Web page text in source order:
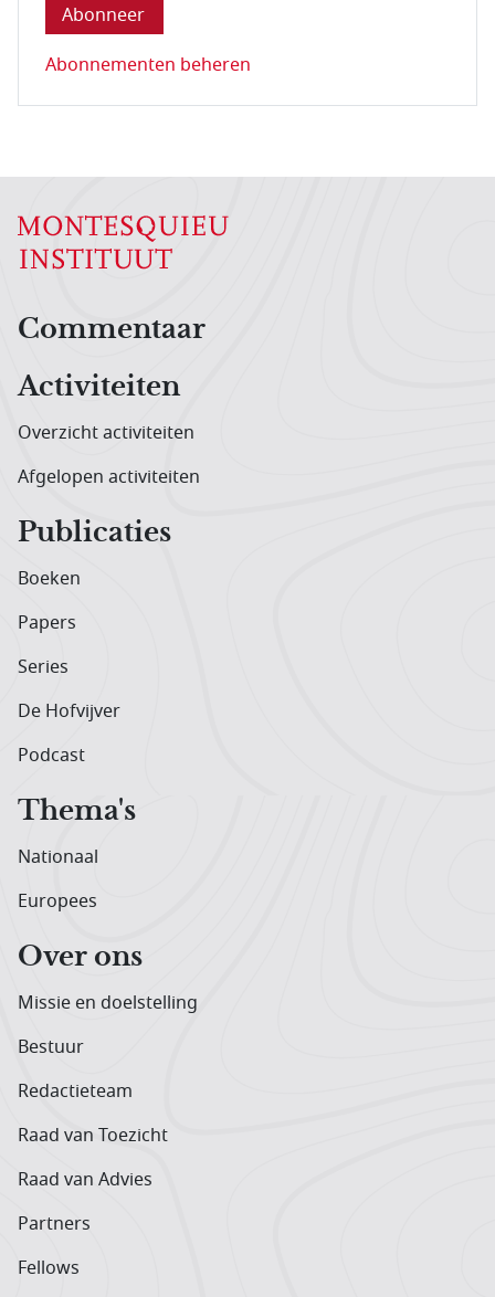
Abonnementen beheren
Hoofdnavigatiemenu
Commentaar
Activiteiten
Overzicht activiteiten
Afgelopen activiteiten
Publicaties
Boeken
Papers
Series
De Hofvijver
Podcast
Thema's
Nationaal
Europees
Over ons
Missie en doelstelling
Bestuur
Redactieteam
Raad van Toezicht
Raad van Advies
Partners
Fellows